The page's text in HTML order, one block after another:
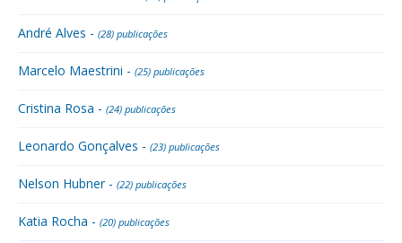
André Alves - (28) publicações
Marcelo Maestrini - (25) publicações
Cristina Rosa - (24) publicações
Leonardo Gonçalves - (23) publicações
Nelson Hubner - (22) publicações
Katia Rocha - (20) publicações